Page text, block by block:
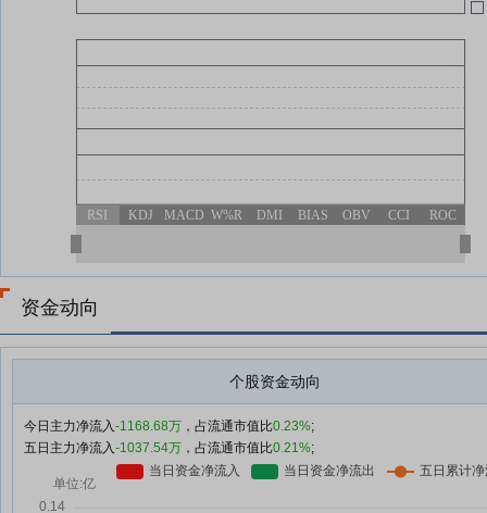
RSI KDJ MACD W%R DMI BIAS OBV CCI ROC
资金动向
个股资金动向
今日主力净流入-1168.68万 ，占流通市值比0.23%;
五日主力净流入-1037.54万 ，占流通市值比0.21%;